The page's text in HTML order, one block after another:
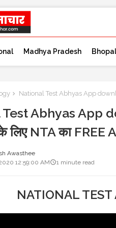
Madhya Pradesh Bhopal
National Test Abhyas App
Abhyas App
के लिए NTA का FREE
Awasthee
12:59:00 AM
1 minute read
NATIONAL TEST